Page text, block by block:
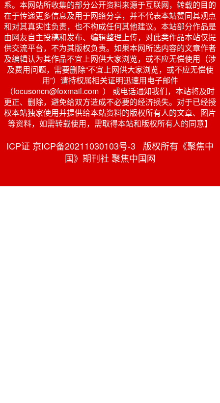
系。本网站所收集的部分公开资料来源于互联网，转载的目的
在于传递更多信息及用于网络分享，并不代表本站赞同其观点
和对其真实性负责，也不构成任何其他建议。本站部分作品是
由网友自主投稿和发布、编辑整理上传，对此类作品本站仅提
供交流平台，不为其版权负责。如果本网所选内容的文章作者
及编辑认为其作品不宜上网供大家浏览，或不应无偿使用（涉
及费用问题，需要删除“不宜上网供大家浏览，或不应无偿使
用”）请持权属相关证明迅速用电子邮件
（focusoncn@foxmail.com ） 或电话通知我们，本站将及时
更正、删除，避免给双方造成不必要的经济损失。对于已经授
权本站独家使用并提供给本站资料的版权所有人的文章、图片
等资料，如需转载使用，需取得本站和版权所有人的同意】
ICP证 京ICP备20211030103号-3 版权所有《聚焦中
国》期刊社 聚焦中国网